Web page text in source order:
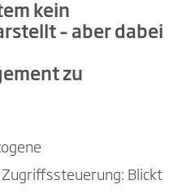
kein
– aber dabei
zu
Blickt